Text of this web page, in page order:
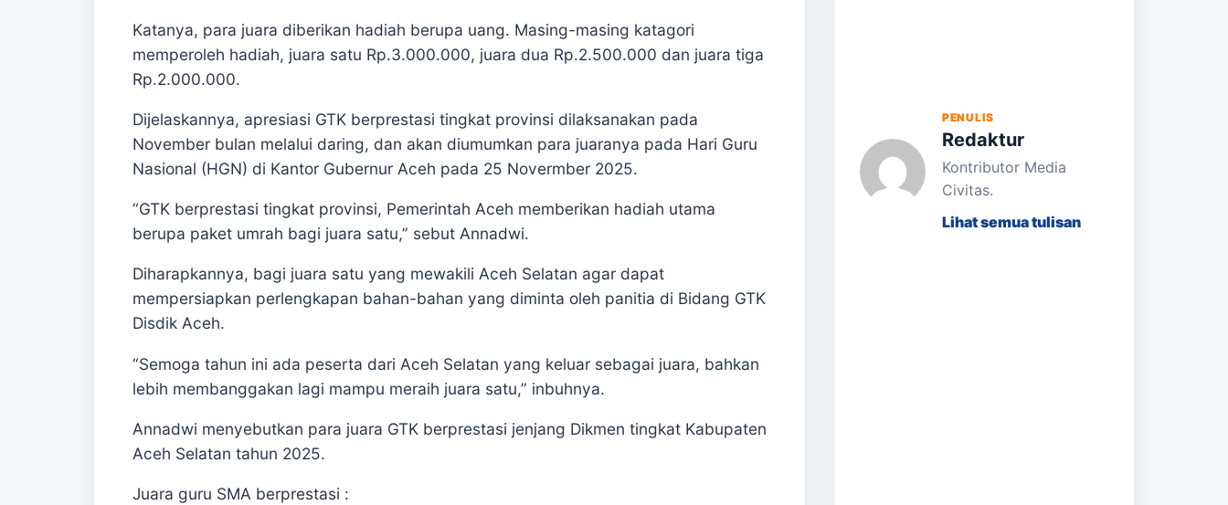
Katanya, para juara diberikan hadiah berupa uang. Masing-masing katagori
memperoleh hadiah, juara satu Rp.3.000.000, juara dua Rp.2.500.000 dan juara tiga
Rp.2.000.000.
Dijelaskannya, apresiasi GTK berprestasi tingkat provinsi dilaksanakan pada
November bulan melalui daring, dan akan diumumkan para juaranya pada Hari Guru
Nasional (HGN) di Kantor Gubernur Aceh pada 25 Novermber 2025.
“GTK berprestasi tingkat provinsi, Pemerintah Aceh memberikan hadiah utama
berupa paket umrah bagi juara satu,” sebut Annadwi.
Diharapkannya, bagi juara satu yang mewakili Aceh Selatan agar dapat
mempersiapkan perlengkapan bahan-bahan yang diminta oleh panitia di Bidang GTK
Disdik Aceh.
“Semoga tahun ini ada peserta dari Aceh Selatan yang keluar sebagai juara, bahkan
lebih membanggakan lagi mampu meraih juara satu,” inbuhnya.
Annadwi menyebutkan para juara GTK berprestasi jenjang Dikmen tingkat Kabupaten
Aceh Selatan tahun 2025.
Juara guru SMA berprestasi :
PENULIS
Redaktur
Kontributor Media
Civitas.
Lihat semua tulisan